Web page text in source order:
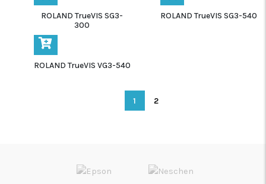
ROLAND TrueVIS SG3-
300
ROLAND TrueVIS SG3-540
ROLAND TrueVIS VG3-540
1 2